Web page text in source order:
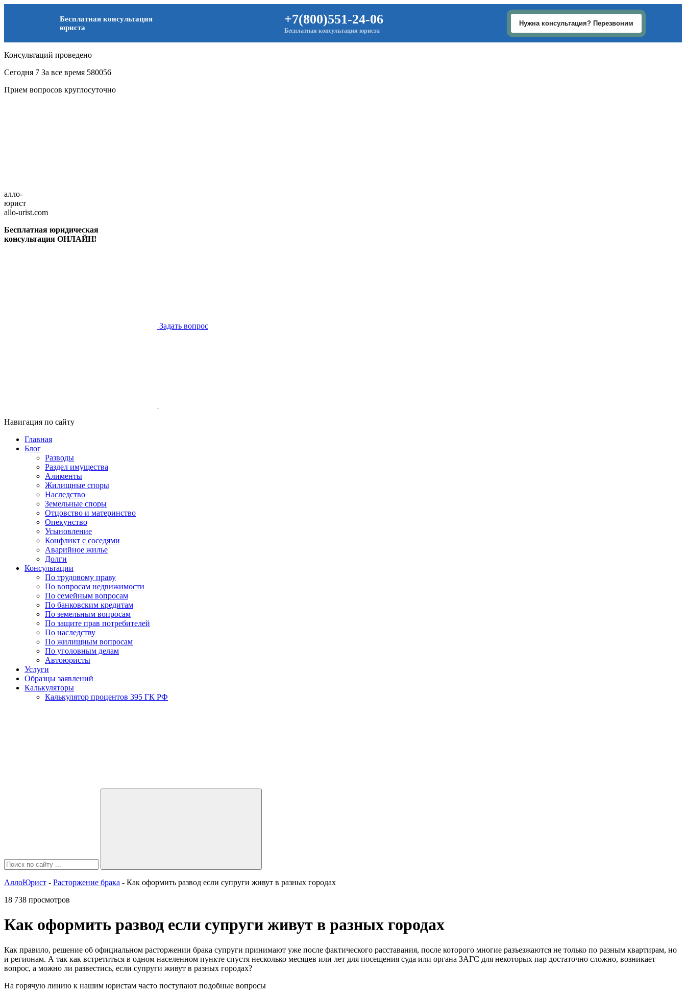
Бесплатная консультация
юриста
+7(800)551-24-06
Бесплатная консультация юриста
Нужна консультация? Перезвоним
Консультаций проведено
Сегодня 7 За все время 580056
Прием вопросов круглосуточно
алло-
юрист
allo-urist.com
Бесплатная юридическая
консультация ОНЛАЙН!
Задать вопрос
Навигация по сайту
Главная
Блог
Разводы
Раздел имущества
Алименты
Жилищные споры
Наследство
Земельные споры
Отцовство и материнство
Опекунство
Усыновление
Конфликт с соседями
Аварийное жилье
Долги
Консультации
По трудовому праву
По вопросам недвижимости
По семейным вопросам
По банковским кредитам
По земельным вопросам
По защите прав потребителей
По наследству
По жилищным вопросам
По уголовным делам
Автоюристы
Услуги
Образцы заявлений
Калькуляторы
Калькулятор процентов 395 ГК РФ
АллоЮрист - Расторжение брака - Как оформить развод если супруги живут в разных городах
18 738 просмотров
Как оформить развод если супруги живут в разных городах
Как правило, решение об официальном расторжении брака супруги принимают уже после фактического расставания, после которого многие разъезжаются не только по разным квартирам, но
и регионам. А так как встретиться в одном населенном пункте спустя несколько месяцев или лет для посещения суда или органа ЗАГС для некоторых пар достаточно сложно, возникает
вопрос, а можно ли развестись, если супруги живут в разных городах?
На горячую линию к нашим юристам часто поступают подобные вопросы